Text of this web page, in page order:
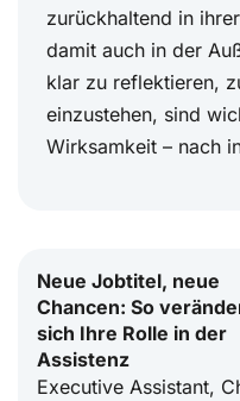
zurückhaltend in
damit auch in der
klar zu reflektieren,
einzustehen, sind
Wirksamkeit – nach
Neue Jobtitel, neue
Chancen: So
sich Ihre Rolle in der
Assistenz
Executive Assistant,